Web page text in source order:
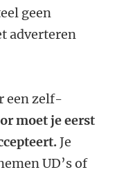
geen
adverteren
een zelf-
moet je eerst
Je
UD’s of